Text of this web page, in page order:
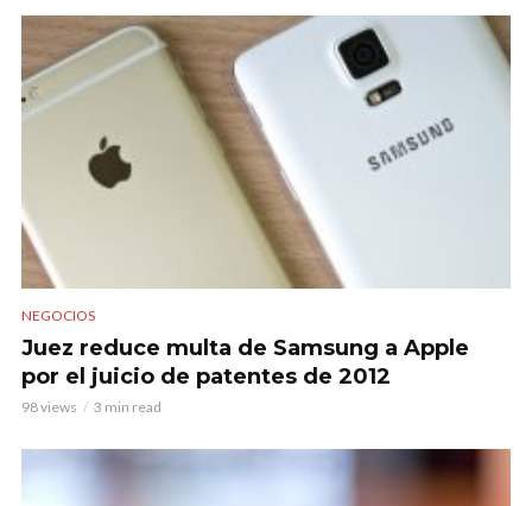
NEGOCIOS
Juez reduce multa de Samsung a Apple
por el juicio de patentes de 2012
98 views 3 min read